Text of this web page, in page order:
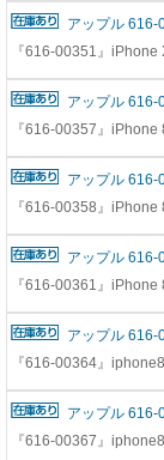
アップル
『616-00351』
アップル
『616-00357』
アップル
『616-00358』
アップル
『616-00361』
アップル
『616-00364』
アップル
『616-00367』